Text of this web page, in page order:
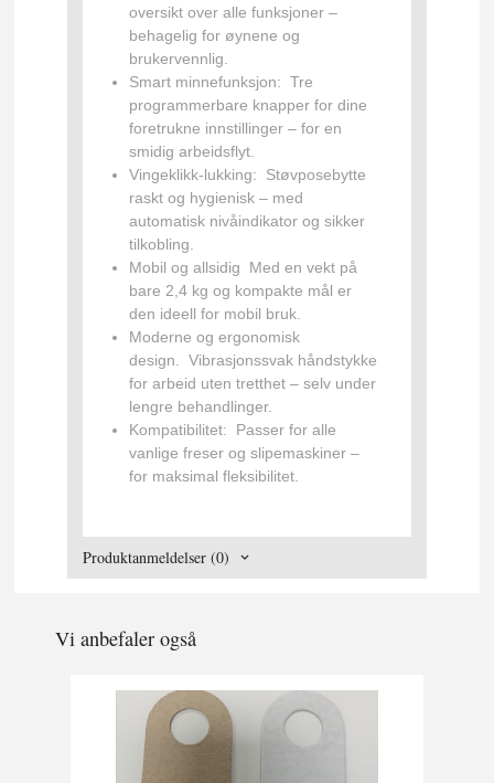
oversikt over alle funksjoner –
behagelig for øynene og
brukervennlig.
Smart minnefunksjon: Tre
programmerbare knapper for dine
foretrukne innstillinger – for en
smidig arbeidsflyt.
Vingeklikk-lukking: Støvposebytte
raskt og hygienisk – med
automatisk nivåindikator og sikker
tilkobling.
Mobil og allsidig Med en vekt på
bare 2,4 kg og kompakte mål er
den ideell for mobil bruk.
Moderne og ergonomisk
design. Vibrasjonssvak håndstykke
for arbeid uten tretthet – selv under
lengre behandlinger.
Kompatibilitet: Passer for alle
vanlige freser og slipemaskiner –
for maksimal fleksibilitet.
Produktanmeldelser (0)
Vi anbefaler også